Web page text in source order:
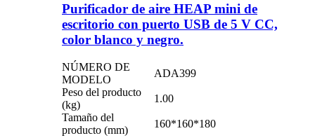
Purificador de aire HEAP mini de
escritorio con puerto USB de 5 V CC,
color blanco y negro.
NÚMERO DE
MODELO
ADA399
Peso del producto
(kg)
1.00
Tamaño del
producto (mm)
160*160*180